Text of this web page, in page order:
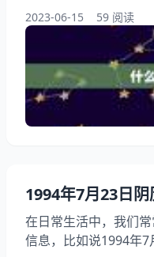
属相算阴历还是阳历
择适合自己的算命方
一、什么是属相算命
算一个人的命运和性
肖是十二种动物，分
马、羊、猴、鸡、狗
一个生肖
2023-06-15 59 阅读
1994年7月23日
在日常生活中，我们
信息，比如说1994年7